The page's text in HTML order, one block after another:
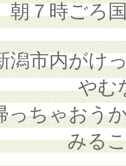
朝７時ごろ
潟市内がけ
やむ
っちゃおう
みる